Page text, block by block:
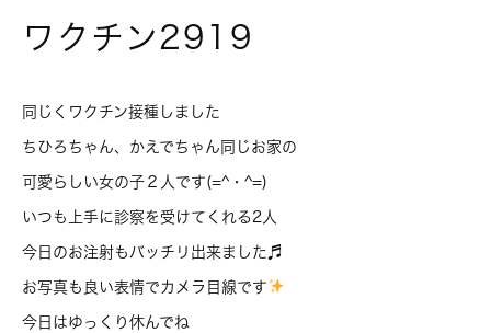
ワクチン2919
同じくワクチン接種しました
ちひろちゃん、かえでちゃん同じお家の
可愛らしい女の子２人です(=^・^=)
いつも上手に診察を受けてくれる2人
今日のお注射もバッチリ出来ました♬
お写真も良い表情でカメラ目線です
今日はゆっくり休んでね